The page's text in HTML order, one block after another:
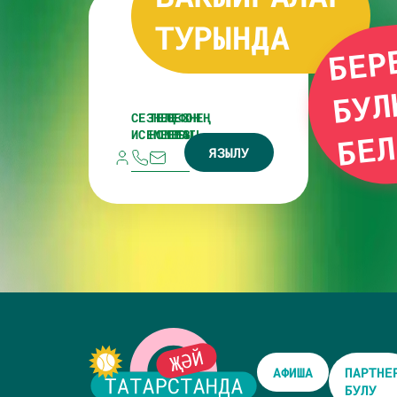
ТУРЫНДА
Л
СЕЗНЕҢ
ИСЕМЕГЕЗ
ТЕЛЕФОН
НОМЕРЫ
СЕЗНЕҢ
EMAIL
ЯЗЫЛУ
АФИША
БУЛУ